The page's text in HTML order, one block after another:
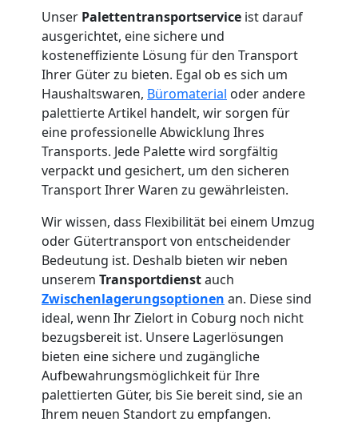
Unser Palettentransportservice ist darauf
ausgerichtet, eine sichere und
kosteneffiziente Lösung für den Transport
Ihrer Güter zu bieten. Egal ob es sich um
Haushaltswaren, Büromaterial oder andere
palettierte Artikel handelt, wir sorgen für
eine professionelle Abwicklung Ihres
Transports. Jede Palette wird sorgfältig
verpackt und gesichert, um den sicheren
Transport Ihrer Waren zu gewährleisten.
Wir wissen, dass Flexibilität bei einem Umzug
oder Gütertransport von entscheidender
Bedeutung ist. Deshalb bieten wir neben
unserem Transportdienstauch
Zwischenlagerungsoptionen an. Diese sind
ideal, wenn Ihr Zielort in Coburg noch nicht
bezugsbereit ist. Unsere Lagerlösungen
bieten eine sichere und zugängliche
Aufbewahrungsmöglichkeit für Ihre
palettierten Güter, bis Sie bereit sind, sie an
Ihrem neuen Standort zu empfangen.
Neustadt
Qualitäts-
Umzüge
Wiener
Neustadt
Vereinsumzug
Wiener
Neustadt
Anfrage